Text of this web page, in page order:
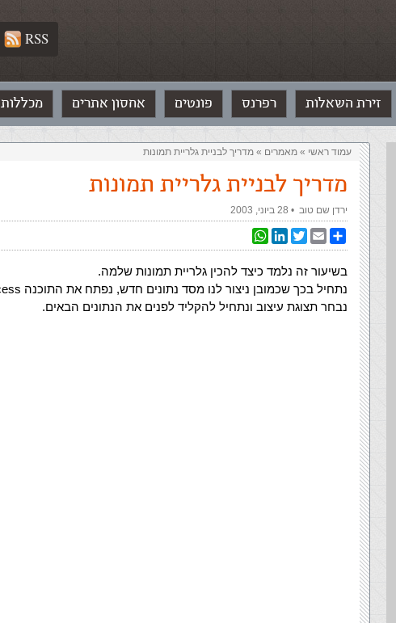
RSS
זירת השאלות רפרנס פונטים אחסון אתרים מכללות
עמוד ראשי » ‏מאמרים‏ » מדריך לבניית גלריית תמונות
מדריך לבניית גלריית תמונות
ירדן שם טוב ‏ • 28 ביוני, 2003
WhatsAppLinkedInTwitterEmailShare
בשיעור זה נלמד כיצד להכין גלריית תמונות שלמה.
נבחר תצוגת עיצוב ונתחיל להקליד לפנים את הנתונים הבאים.